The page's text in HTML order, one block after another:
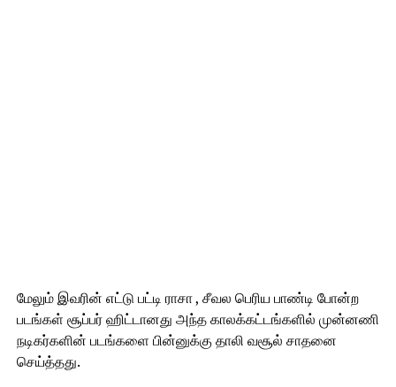
மேலும் இவரின் எட்டு பட்டி ராசா , சீவல பெரிய பாண்டி போன்ற
படங்கள் சூப்பர் ஹிட்டானது அந்த காலக்கட்டங்களில் முன்னணி
நடிகர்களின் படங்களை பின்னுக்கு தாலி வசூல் சாதனை
செய்த்தது.